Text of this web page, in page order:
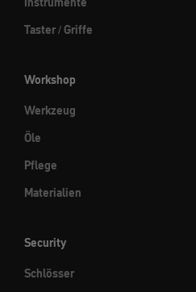
Taster / Griffe
Workshop
Werkzeug
Öle
Pflege
Materialien
Security
Schlösser